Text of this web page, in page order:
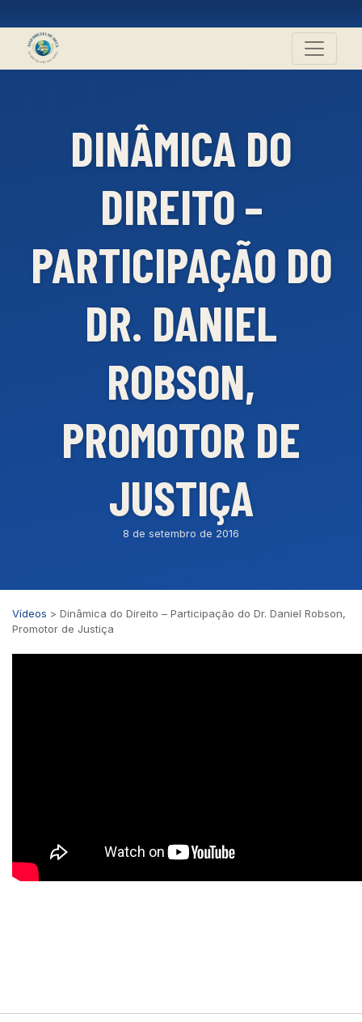
DINÂMICA DO
DIREITO –
PARTICIPAÇÃO DO
DR. DANIEL
ROBSON,
PROMOTOR DE
JUSTIÇA
8 de setembro de 2016
Vídeos > Dinâmica do Direito – Participação do Dr. Daniel Robson,
Promotor de Justiça